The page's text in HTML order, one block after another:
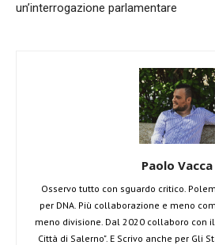
un’interrogazione parlamentare
Paolo Vacca
Osservo tutto con sguardo critico.
per DNA. Più collaborazione e meno
meno divisione. Dal 2020 collaboro con
Città di Salerno". E Scrivo anche per Gli